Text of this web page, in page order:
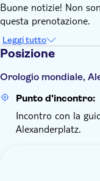
Buone notizie! Non
questa prenotazione.
Leggi tutto
Posizione
Orologio mondiale,
Punto d'incontro:
Incontro con la
Alexanderplatz.